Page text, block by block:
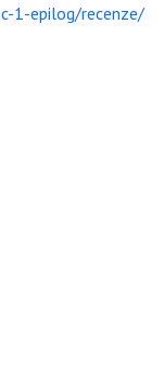
1-epilog/recenze/